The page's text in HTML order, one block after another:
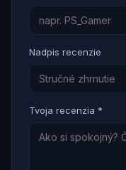
Nadpis recenzie
Tvoja recenzia *